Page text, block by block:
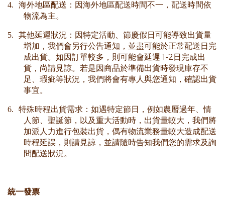
4. 海外地區配送 ：因海外地區配送時間不一，配送時間依
物流為主。
5.
其他延遲狀況：因特定活動、節慶假日可能導致出貨量
增加，我們會另行公告通知，並盡可能於正常配送日完
成出貨。如因訂單較多，則可能會延遲 1-2 日完成出
貨，尚請見諒。若是因商品於準備出貨時發現庫存不
足、瑕疵等狀況，我們將會有專人與您通知，確認出貨
事宜。
6.
特殊時程出貨需求：如遇特定節日，例如農曆過年、情
人節、聖誕節，以及重大活動時，出貨量較大，我們將
加派人力進行包裝出貨，偶有物流業務量較大造成配送
時程延誤，則請見諒，並請隨時告知我們您的需求及詢
問配送狀況。
統一發票